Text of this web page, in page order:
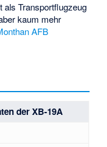
als Transportflugzeug
kaum mehr
AFB
der XB-19A